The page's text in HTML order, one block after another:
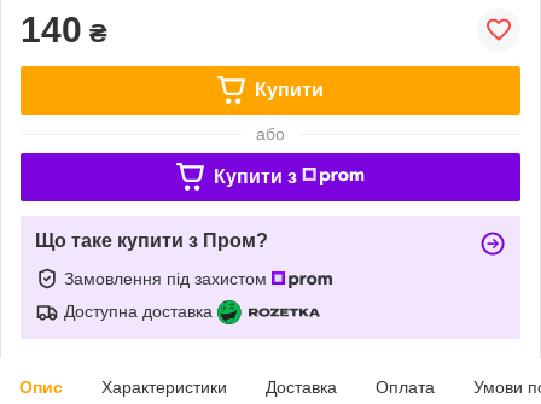
140 ₴
Купити
або
Купити з
Що таке купити з Пром?
Замовлення під захистом
Доступна доставка
Опис Характеристики Доставка Оплата Умови